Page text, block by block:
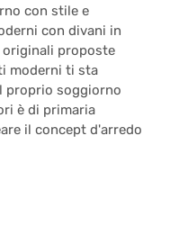
con stile e
con divani in
proposte
moderni ti sta
proprio soggiorno
è di primaria
il concept d'arredo